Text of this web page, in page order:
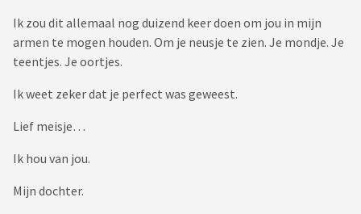
Ik zou dit allemaal nog duizend keer doen om jou in mijn
armen te mogen houden. Om je neusje te zien. Je mondje. Je
teentjes. Je oortjes.
Ik weet zeker dat je perfect was geweest.
Lief meisje…
Ik hou van jou.
Mijn dochter.